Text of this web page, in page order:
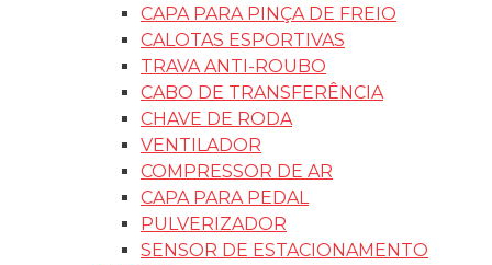
CAPA PARA PINÇA DE FREIO
CALOTAS ESPORTIVAS
TRAVA ANTI-ROUBO
CABO DE TRANSFERÊNCIA
CHAVE DE RODA
VENTILADOR
COMPRESSOR DE AR
CAPA PARA PEDAL
PULVERIZADOR
SENSOR DE ESTACIONAMENTO